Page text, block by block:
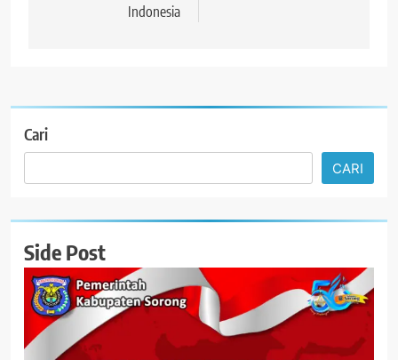
Indonesia
Cari
CARI
Side Post